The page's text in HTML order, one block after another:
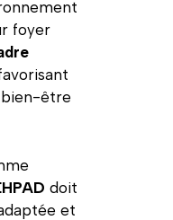
foyer
être
doit
et